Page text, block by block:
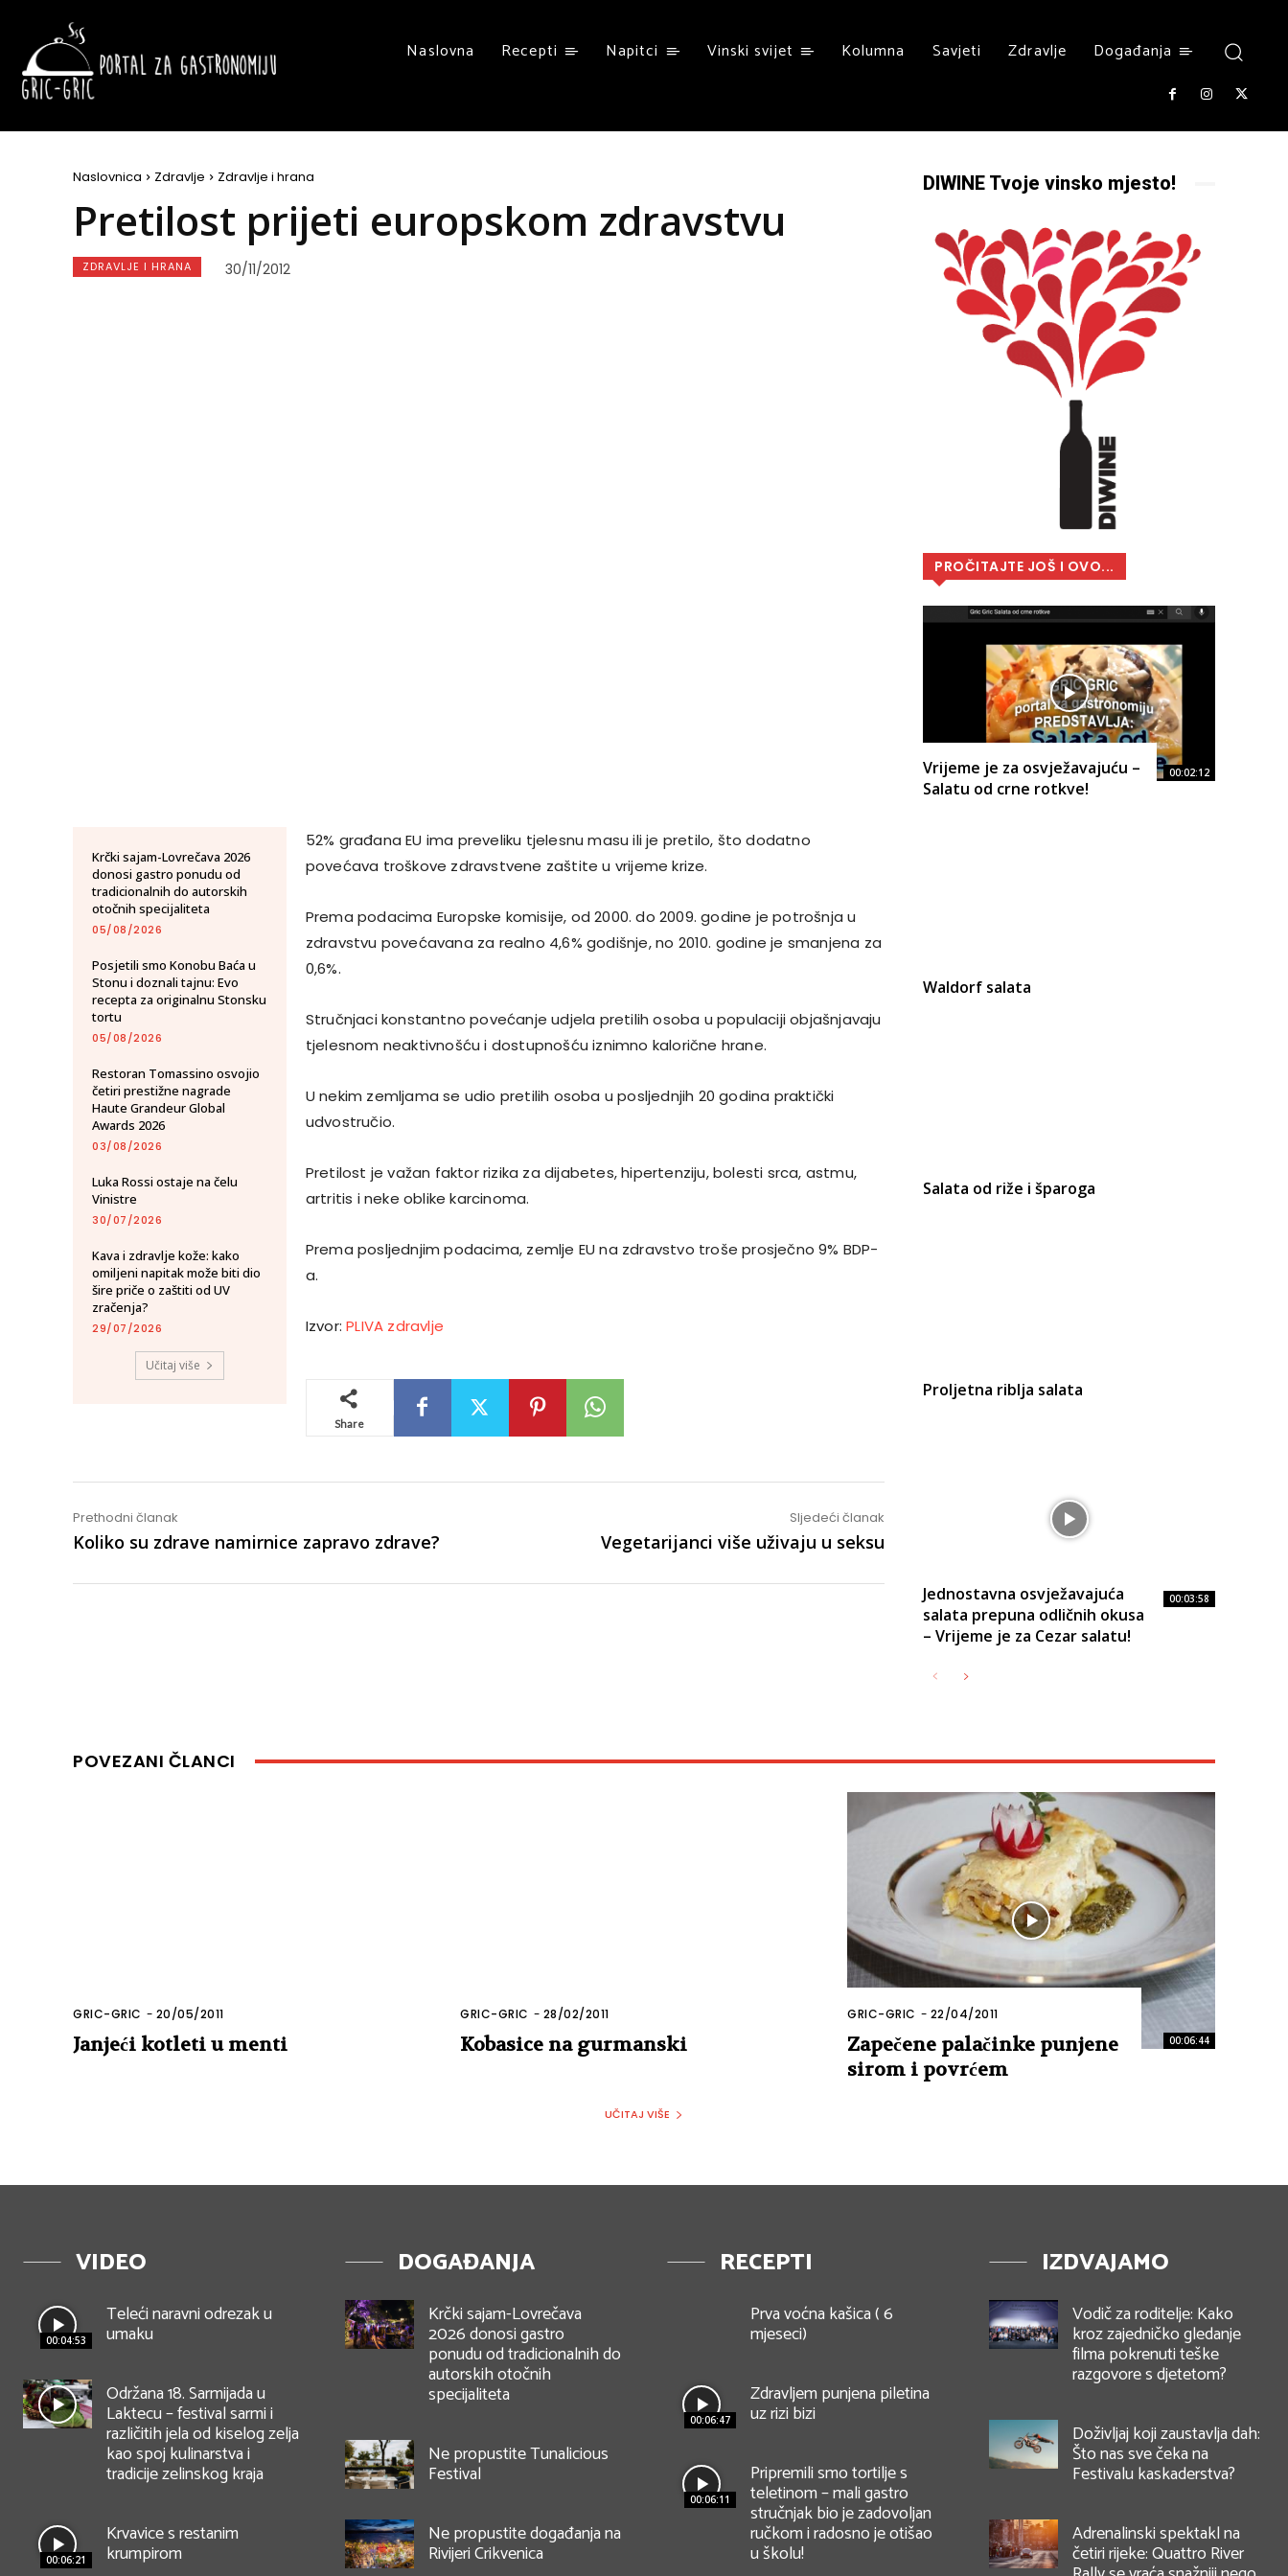
Naslovna Recepti Napitci Vinski svijet Kolumna Savjeti Zdravlje Događanja
Naslovnica Zdravlje Zdravlje i hrana
Pretilost prijeti europskom zdravstvu
ZDRAVLJE I HRANA 30/11/2012
Krčki sajam-Lovrečava 2026
donosi gastro ponudu od
tradicionalnih do autorskih
otočnih specijaliteta
05/08/2026
Posjetili smo Konobu Baća u
Stonu i doznali tajnu: Evo
recepta za originalnu Stonsku
tortu
05/08/2026
Restoran Tomassino osvojio
četiri prestižne nagrade
Haute Grandeur Global
Awards 2026
03/08/2026
Luka Rossi ostaje na čelu
Vinistre
30/07/2026
Kava i zdravlje kože: kako
omiljeni napitak može biti dio
šire priče o zaštiti od UV
zračenja?
29/07/2026
Učitaj više
52% građana EU ima preveliku tjelesnu masu ili je pretilo, što dodatno
povećava troškove zdravstvene zaštite u vrijeme krize.
Prema podacima Europske komisije, od 2000. do 2009. godine je potrošnja u
zdravstvu povećavana za realno 4,6% godišnje, no 2010. godine je smanjena za
0,6%.
Stručnjaci konstantno povećanje udjela pretilih osoba u populaciji objašnjavaju
tjelesnom neaktivnošću i dostupnošću iznimno kalorične hrane.
U nekim zemljama se udio pretilih osoba u posljednjih 20 godina praktički
udvostručio.
Pretilost je važan faktor rizika za dijabetes, hipertenziju, bolesti srca, astmu,
artritis i neke oblike karcinoma.
Prema posljednjim podacima, zemlje EU na zdravstvo troše prosječno 9% BDP-
a.
Izvor:PLIVA zdravlje
Share
Prethodni članak
Koliko su zdrave namirnice zapravo zdrave?
Sljedeći članak
Vegetarijanci više uživaju u seksu
DIWINE Tvoje vinsko mjesto!
PROČITAJTE JOŠ I OVO...
00:02:12
Vrijeme je za osvježavajuću –
Salatu od crne rotkve!
Waldorf salata
Salata od riže i šparoga
Proljetna riblja salata
00:03:58
Jednostavna osvježavajuća
salata prepuna odličnih okusa
– Vrijeme je za Cezar salatu!
POVEZANI ČLANCI
GRIC-GRIC - 20/05/2011
Janjeći kotleti u menti
GRIC-GRIC - 28/02/2011
Kobasice na gurmanski 00:06:44
GRIC-GRIC - 22/04/2011
Zapečene palačinke punjene
sirom i povrćem
UČITAJ VIŠE
VIDEO
00:04:53
Teleći naravni odrezak u
umaku
Održana 18. Sarmijada u
Laktecu – festival sarmi i
različitih jela od kiselog zelja
kao spoj kulinarstva i
tradicije zelinskog kraja
00:06:21
Krvavice s restanim
krumpirom
DOGAĐANJA
Krčki sajam-Lovrečava
2026 donosi gastro
ponudu od tradicionalnih do
autorskih otočnih
specijaliteta
Ne propustite Tunalicious
Festival
Ne propustite događanja na
Rivijeri Crikvenica
RECEPTI
Prva voćna kašica ( 6
mjeseci)
00:06:47
Zdravljem punjena piletina
uz rizi bizi
00:06:11
Pripremili smo tortilje s
teletinom – mali gastro
stručnjak bio je zadovoljan
ručkom i radosno je otišao
u školu!
IZDVAJAMO
Vodič za roditelje: Kako
kroz zajedničko gledanje
filma pokrenuti teške
razgovore s djetetom?
Doživljaj koji zaustavlja dah:
Što nas sve čeka na
Festivalu kaskaderstva?
Adrenalinski spektakl na
četiri rijeke: Quattro River